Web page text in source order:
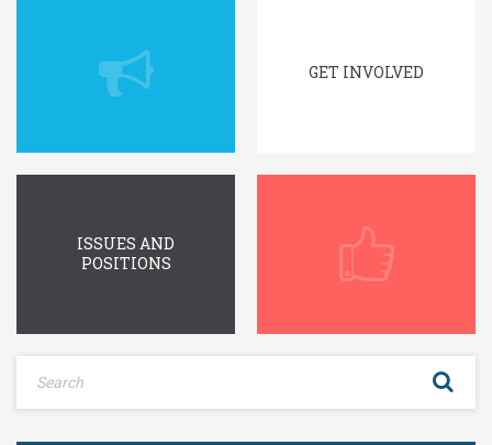
GET INVOLVED
ISSUES AND
POSITIONS